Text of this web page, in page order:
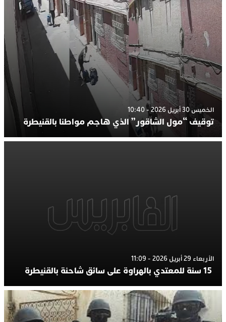
الخميس 30 أبريل 2026 - 10:40
توقيف “مول الشاقور” الذي هاجم مواطنا بالقنيطرة
الأربعاء 29 أبريل 2026 - 11:09